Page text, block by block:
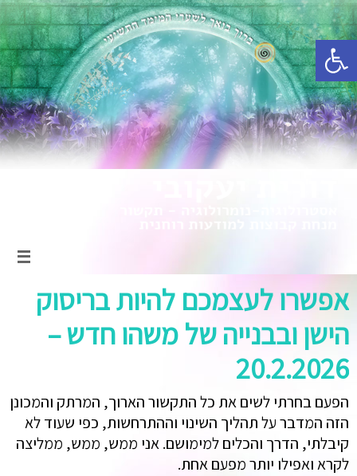
פתח סרגל נגישות
אפשרו לעצמכם להיות בריסוק
הישן ובבנייה של משהו חדש –
20.2.2026
הפעם בחרתי לשים את כל התקשור הארוך, המרתק והמכונן
הזה המדבר על תהליך השינוי וההתרחשות, כפי שעוד לא
קיבלתי, הדרך והכלים למימושם. אני ממש, ממש, ממליצה
לקרא ואפילו יותר מפעם אחת.